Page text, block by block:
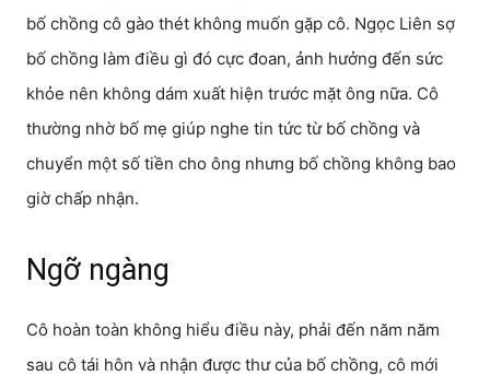
bố chồng cô gào thét không muốn gặp cô. Ngọc Liên sợ
bố chồng làm điều gì đó cực đoan, ảnh hưởng đến sức
khỏe nên không dám xuất hiện trước mặt ông nữa. Cô
thường nhờ bố mẹ giúp nghe tin tức từ bố chồng và
chuyển một số tiền cho ông nhưng bố chồng không bao
giờ chấp nhận.
Ngỡ ngàng
Cô hoàn toàn không hiểu điều này, phải đến năm năm
sau cô tái hôn và nhận được thư của bố chồng, cô mới